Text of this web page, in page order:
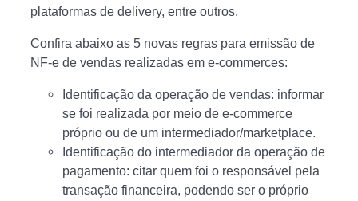
plataformas de delivery, entre outros.
Confira abaixo as 5 novas regras para emissão de
NF-e de vendas realizadas em e-commerces:
Identificação da operação de vendas: informar
se foi realizada por meio de e-commerce
próprio ou de um intermediador/marketplace.
Identificação do intermediador da operação de
pagamento: citar quem foi o responsável pela
transação financeira, podendo ser o próprio